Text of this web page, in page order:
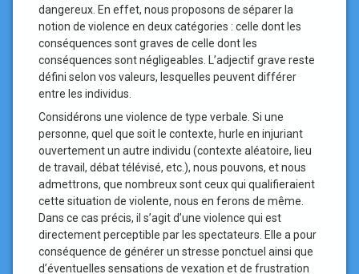
dangereux. En effet, nous proposons de séparer la
notion de violence en deux catégories : celle dont les
conséquences sont graves de celle dont les
conséquences sont négligeables. L’adjectif grave reste
défini selon vos valeurs, lesquelles peuvent différer
entre les individus.
Considérons une violence de type verbale. Si une
personne, quel que soit le contexte, hurle en injuriant
ouvertement un autre individu (contexte aléatoire, lieu
de travail, débat télévisé, etc.), nous pouvons, et nous
admettrons, que nombreux sont ceux qui qualifieraient
cette situation de violente, nous en ferons de même.
Dans ce cas précis, il s’agit d’une violence qui est
directement perceptible par les spectateurs. Elle a pour
conséquence de générer un stresse ponctuel ainsi que
d’éventuelles sensations de vexation et de frustration